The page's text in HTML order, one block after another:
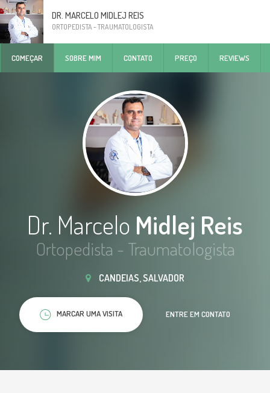
DR. MARCELO MIDLEJ REIS
ORTOPEDISTA - TRAUMATOLOGISTA
COMEÇAR SOBRE MIM CONTATO PREÇO REVIEWS
Dr. Marcelo Midlej Reis
Ortopedista - Traumatologista
CANDEIAS, SALVADOR
MARCAR UMA VISITA ENTRE EM CONTATO